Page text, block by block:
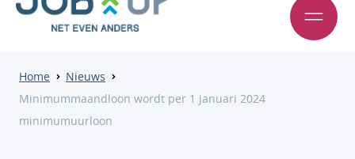
Home
Nieuws
Minimummaandloon wordt per 1 januari 2024
minimumuurloon